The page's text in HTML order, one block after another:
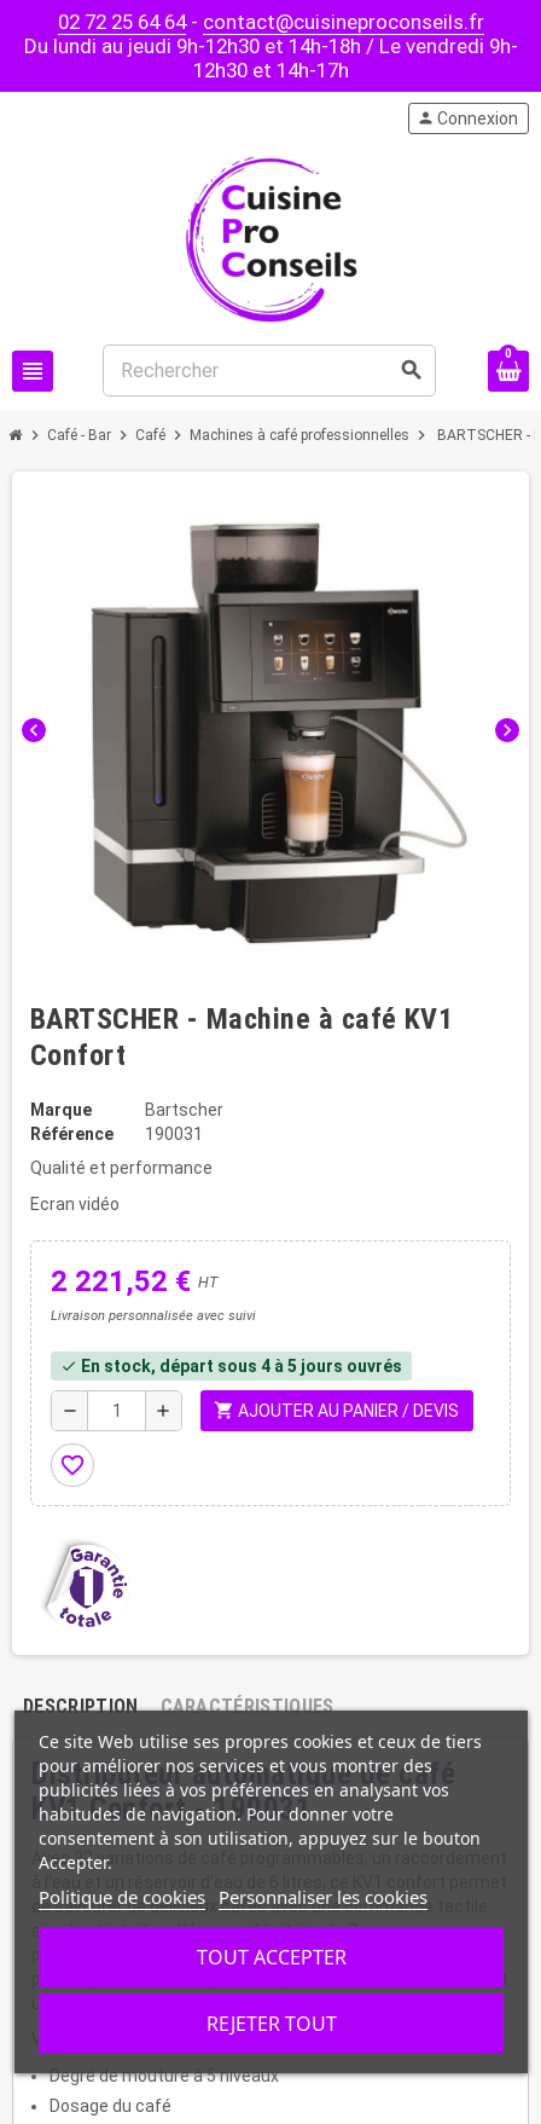
02 72 25 64 64- contact@cuisineproconseils.fr
Du lundi au jeudi 9h-12h30 et 14h-18h / Le vendredi 9h-
12h30 et 14h-17h
view_headline search
person Connexion
0
chevron_right Café - Bar chevron_right Café chevron_right Machines à café professionnelles chevron_right BARTSCHER -
chevron_left chevron_right
BARTSCHER - Machine à café KV1
Confort
Marque
Bartscher
Référence
190031
Qualité et performance
Ecran vidéo
2 221,52 € HT
Livraison personnalisée avec suivi
check En stock, départ sous 4 à 5 jours ouvrés
remove add shopping_cart AJOUTER AU PANIER / DEVIS
favorite_border
DESCRIPTION CARACTÉRISTIQUES
Distributeur automatique de café
KV1 Confort - 190031
Avec 23 variations de café programmables, un raccordement
de savourer de délicieux cafés avec une commande tactile
simple et intuitive. L'écran publicitaire de 7 pouces
programmable ainsi que le design élégant de la machine sont
Vous avez la possibilité de régler :
Degré de mouture à 5 niveaux
Dosage du café
Ce site Web utilise ses propres cookies et ceux de tiers
pour améliorer nos services et vous montrer des
publicités liées à vos préférences en analysant vos
habitudes de navigation. Pour donner votre
consentement à son utilisation, appuyez sur le bouton
Accepter.
Politique de cookies Personnaliser les cookies
REJETER TOUT
TOUT ACCEPTER